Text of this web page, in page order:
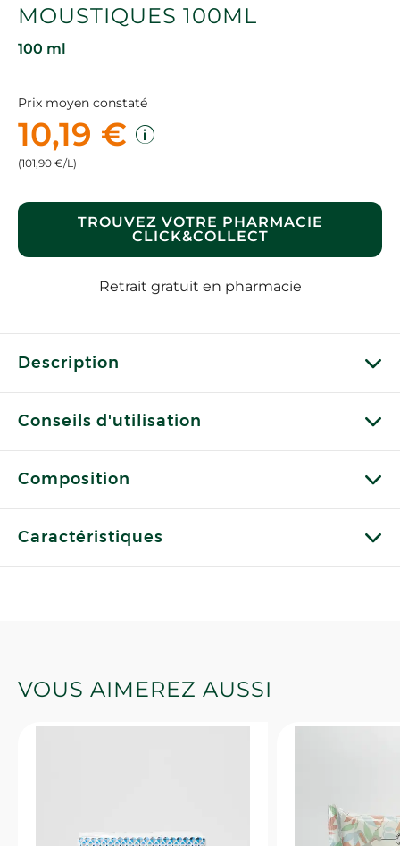
MOUSTIQUES 100ML
100 ml
Prix moyen constaté
10,19 €
(101,90 €/L)
TROUVEZ VOTRE PHARMACIE
CLICK&COLLECT
Retrait gratuit en pharmacie
Description
Conseils d'utilisation
Composition
Caractéristiques
VOUS AIMEREZ AUSSI